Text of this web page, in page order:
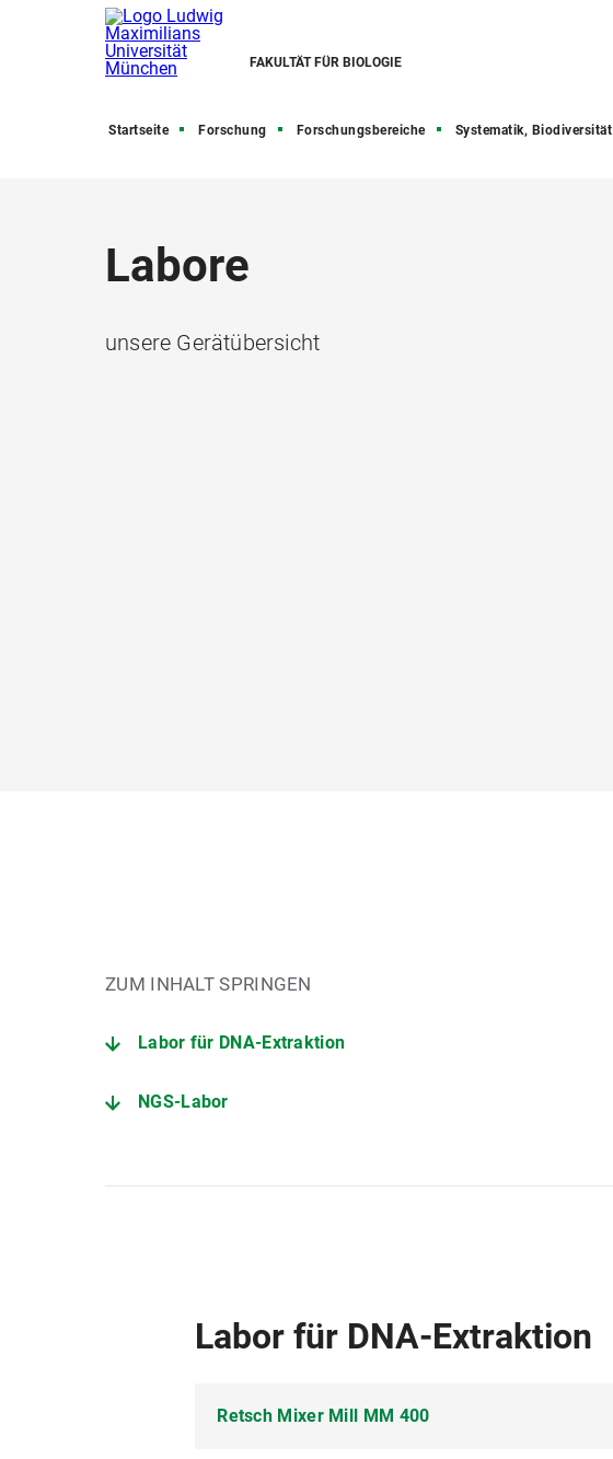
FAKULTÄT FÜR BIOLOGIE
Startseite Forschung Forschungsbereiche Systematik, Biodiversität und Evolution der Pflanzen
Labore
unsere Gerätübersicht
ZUM INHALT SPRINGEN
Labor für DNA-Extraktion
NGS-Labor
Labor für DNA-Extraktion
Retsch Mixer Mill MM 400